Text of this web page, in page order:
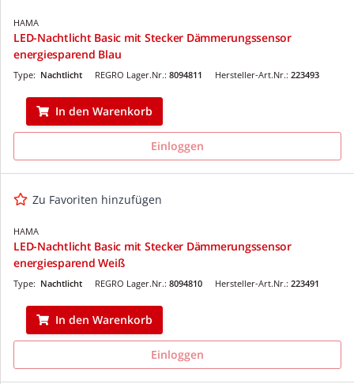
HAMA
LED-Nachtlicht Basic mit Stecker Dämmerungssensor
energiesparend Blau
REGRO Lager.Nr.: 8094811
Type: Nachtlicht Hersteller-Art.Nr.: 223493
In den Warenkorb
Einloggen
Zu Favoriten hinzufügen
HAMA
LED-Nachtlicht Basic mit Stecker Dämmerungssensor
energiesparend Weiß
REGRO Lager.Nr.: 8094810
Type: Nachtlicht Hersteller-Art.Nr.: 223491
In den Warenkorb
Einloggen